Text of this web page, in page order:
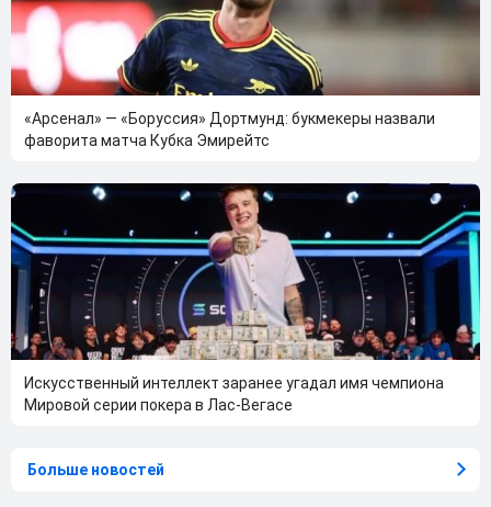
«Арсенал» — «Боруссия» Дортмунд: букмекеры назвали
фаворита матча Кубка Эмирейтс
Искусственный интеллект заранее угадал имя чемпиона
Мировой серии покера в Лас-Вегасе
Больше новостей